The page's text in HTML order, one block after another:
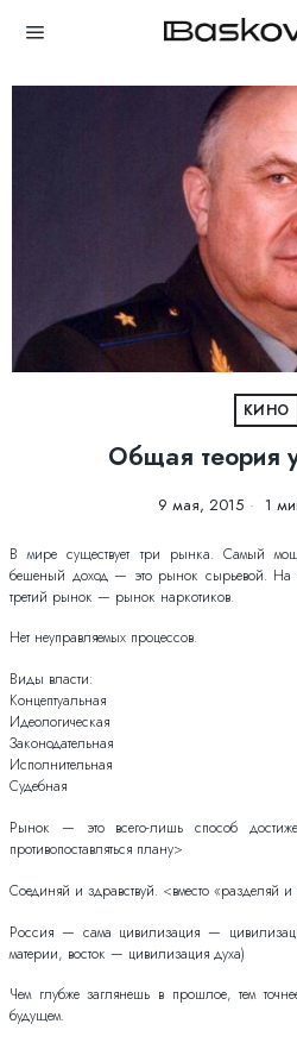
КИНО
Общая теория
9 мая, 2015 1
В мире существует три рынка. Самый
бешеный доход — это рынок сырьевой. На
третий рынок — рынок наркотиков.
Нет неуправляемых процессов.
Виды власти:
Концептуальная
Идеологическая
Законодательная
Исполнительная
Судебная
Рынок — это всего-лишь способ
противопоставляться плану>
Соединяй и здравствуй. <вместо «разделяй и
Россия — сама цивилизация —
материи, восток — цивилизация духа)
Чем глубже заглянешь в прошлое, тем
будущем.